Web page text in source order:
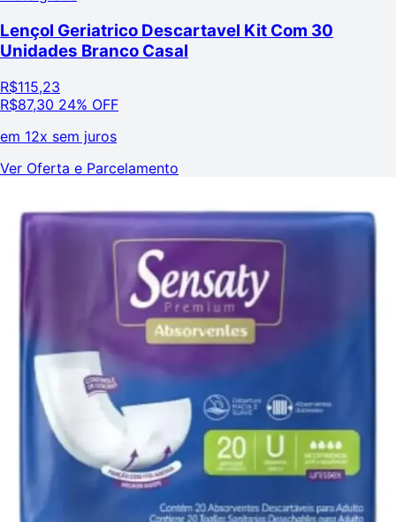
Lençol Geriatrico Descartavel Kit Com 30
Unidades Branco Casal
R$115,23
R$87,30 24% OFF
em 12x sem juros
Ver Oferta e Parcelamento